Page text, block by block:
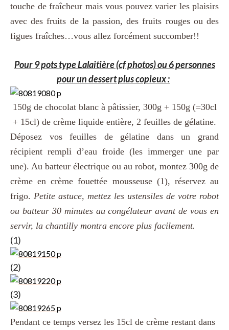
touche de fraîcheur mais vous pouvez varier les plaisirs
avec des fruits de la passion, des fruits rouges ou des
figues fraîches…vous allez forcément succomber!!
Pour 9 pots type Lalaitière (cf photos) ou 6 personnes
pour un dessert plus copieux :
150g de chocolat blanc à pâtissier, 300g + 150g (=30cl
+ 15cl) de crème liquide entière, 2 feuilles de gélatine.
Déposez vos feuilles de gélatine dans un grand
récipient rempli d’eau froide (les immerger une par
une). Au batteur électrique ou au robot, montez 300g de
crème en crème fouettée mousseuse (1), réservez au
frigo. Petite astuce, mettez les ustensiles de votre robot
ou batteur 30 minutes au congélateur avant de vous en
servir, la chantilly montra encore plus facilement.
(1)
(2)
(3)
Pendant ce temps versez les 15cl de crème restant dans